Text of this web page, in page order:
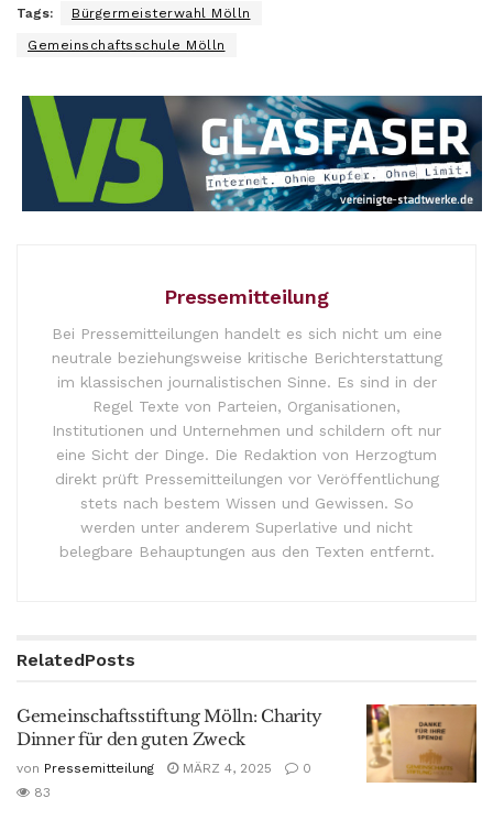
Tags: Bürgermeisterwahl Mölln
Gemeinschaftsschule Mölln
Pressemitteilung
Bei Pressemitteilungen handelt es sich nicht um eine
neutrale beziehungsweise kritische Berichterstattung
im klassischen journalistischen Sinne. Es sind in der
Regel Texte von Parteien, Organisationen,
Institutionen und Unternehmen und schildern oft nur
eine Sicht der Dinge. Die Redaktion von Herzogtum
direkt prüft Pressemitteilungen vor Veröffentlichung
stets nach bestem Wissen und Gewissen. So
werden unter anderem Superlative und nicht
belegbare Behauptungen aus den Texten entfernt.
RelatedPosts
Gemeinschaftsstiftung Mölln: Charity
Dinner für den guten Zweck
von Pressemitteilung MÄRZ 4, 2025
0
83